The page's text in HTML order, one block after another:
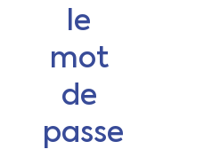
le
mot
de
passe